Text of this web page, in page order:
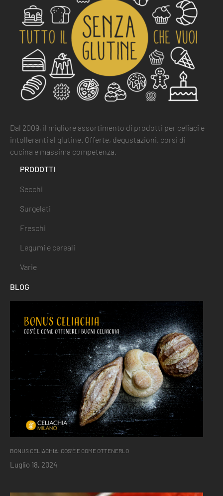
Dal 2009, il migliore assortimento di prodotti per celiaci e
intolleranti al glutine. Offerte, degustazioni, corsi di
cucina e massima competenza.
PRODOTTI
Secchi
Surgelati
Freschi
Legumi e cereali
Varie
BLOG
BONUS CELIACHIA: COS’È E COME OTTENERLO
Luglio 18, 2024